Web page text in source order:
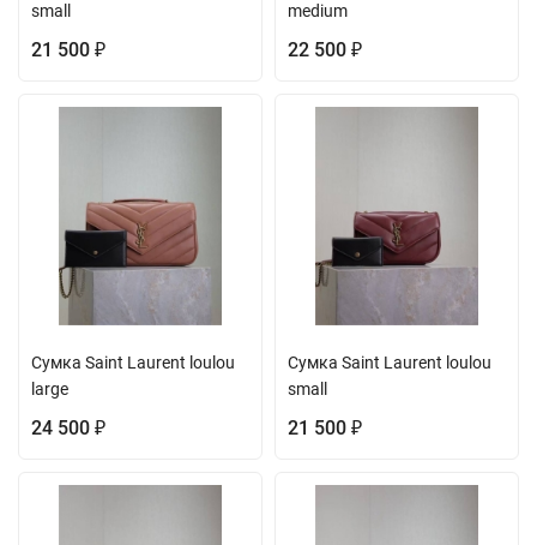
small
21 500 ₽
medium
22 500 ₽
Сумка Saint Laurent loulou
large
24 500 ₽
Сумка Saint Laurent loulou
small
21 500 ₽